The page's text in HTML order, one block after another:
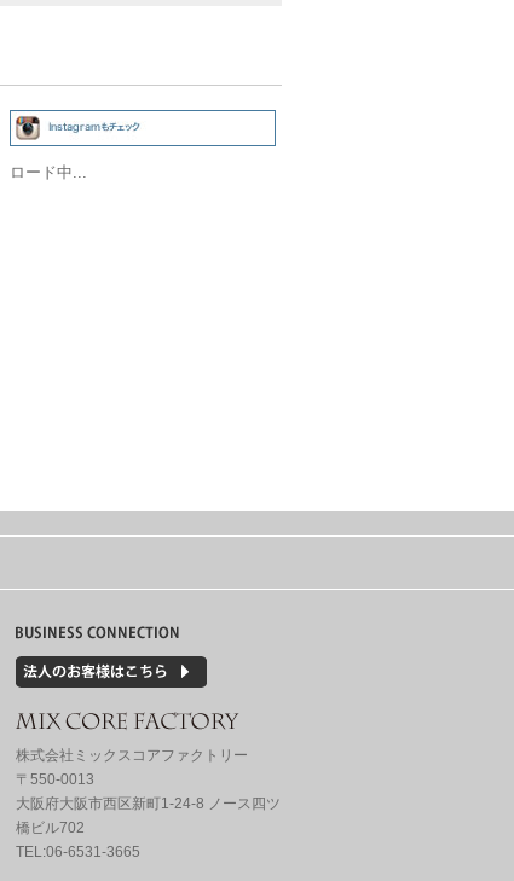
ロード中...
株式会社ミックスコアファクトリー
〒550-0013
大阪府大阪市西区新町1-24-8 ノース四ツ
橋ビル702
TEL:06-6531-3665